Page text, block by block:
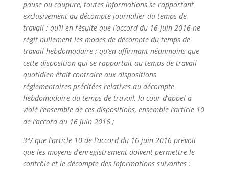
pause ou coupure, toutes informations se rapportant
exclusivement au décompte journalier du temps de
travail ; qu’il en résulte que l’accord du 16 juin 2016 ne
régit nullement les modes de décompte du temps de
travail hebdomadaire ; qu’en affirmant néanmoins que
cette disposition qui se rapportait au temps de travail
quotidien était contraire aux dispositions
réglementaires précitées relatives au décompte
hebdomadaire du temps de travail, la cour d’appel a
violé l’ensemble de ces dispositions, ensemble l’article 10
de l’accord du 16 juin 2016 ;
3°/ que l’article 10 de l’accord du 16 juin 2016 prévoit
que les moyens d’enregistrement doivent permettre le
contrôle et le décompte des informations suivantes :